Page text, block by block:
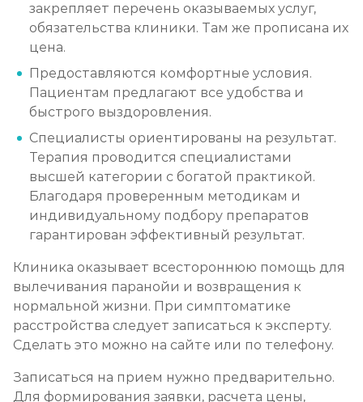
закрепляет перечень оказываемых услуг,
обязательства клиники. Там же прописана их
цена.
Предоставляются комфортные условия.
Пациентам предлагают все удобства и
быстрого выздоровления.
Специалисты ориентированы на результат.
Терапия проводится специалистами
высшей категории с богатой практикой.
Благодаря проверенным методикам и
индивидуальному подбору препаратов
гарантирован эффективный результат.
Клиника оказывает всестороннюю помощь для
вылечивания паранойи и возвращения к
нормальной жизни. При симптоматике
расстройства следует записаться к эксперту.
Сделать это можно на сайте или по телефону.
Записаться на прием нужно предварительно.
Для формирования заявки, расчета цены,